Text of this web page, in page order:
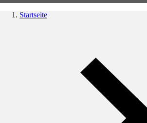
Startseite